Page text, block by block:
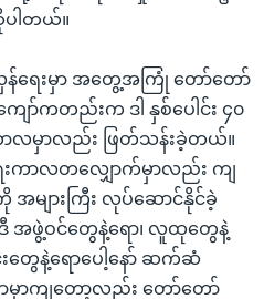
ပါတယ်။
န်ရေးမှာ အတွေ့အကြုံ တော်တော်
ျော်ကတည်းက ဒါ နှစ်ပေါင်း ၄၀
ာလမှာလည်း ဖြတ်သန်းခဲ့တယ်။
းကာလတလျှောက်မှာလည်း ကျ
များကြီး လုပ်ဆောင်နိုင်ခဲ့
ဒီ အဖွဲ့ဝင်တွေနဲ့ရော၊ လူထုတွေနဲ့
တွေနဲ့ရောပေါ့နော် ဆက်ဆံ
မှာကျတော့လည်း တော်တော်